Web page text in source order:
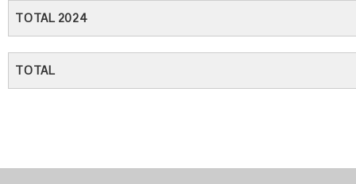
TOTAL 2024
TOTAL